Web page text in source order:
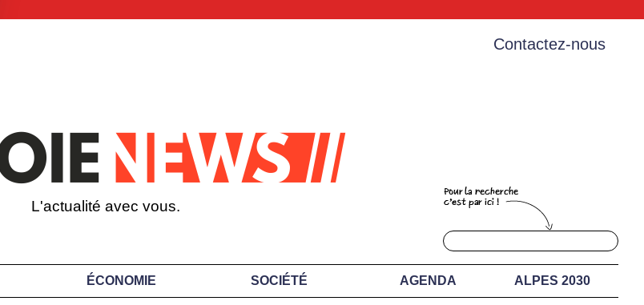
Contactez-nous
L'actualité avec vous.
ÉCONOMIE SOCIÉTÉ AGENDA ALPES 2030